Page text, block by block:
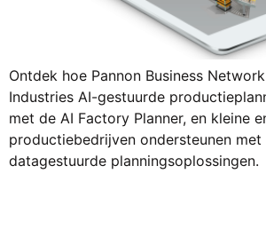
Ontdek hoe Pannon Business
Industries AI-gestuurde
met de AI Factory Planner, en kleine
productiebedrijven ondersteunen met
datagestuurde planningsoplossingen.